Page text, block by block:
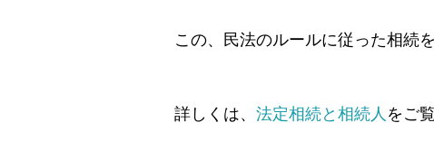
この、民法のルールに従った相続
詳しくは、 法定相続と相続人 をご